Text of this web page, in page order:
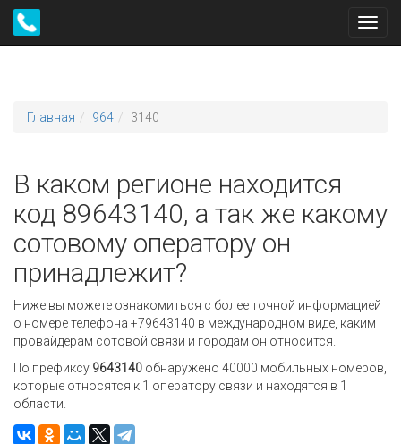
Главная 964 3140
В каком регионе находится
код 89643140, а так же какому
сотовому оператору он
принадлежит?
Ниже вы можете ознакомиться с более точной информацией
о номере телефона +79643140 в международном виде, каким
провайдерам сотовой связи и городам он относится.
По префиксу 9643140 обнаружено 40000 мобильных номеров,
которые относятся к 1 оператору связи и находятся в 1
области.